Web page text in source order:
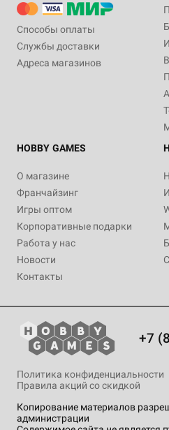
Способы оплаты
Службы доставки
Адреса магазинов
HOBBY GAMES
О магазине
Франчайзинг
Игры оптом
Корпоративные подарки
Работа у нас
Новости
Контакты
+7
Копирование материалов
администрации
Политика конфиденциальности
Правила акций со скидкой